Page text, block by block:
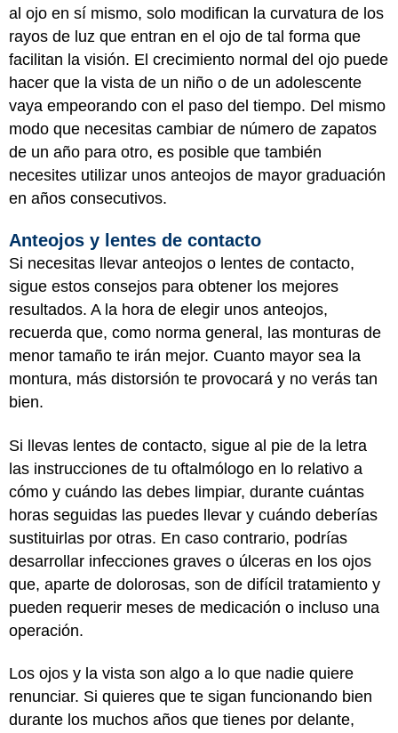
al ojo en sí mismo, solo modifican la curvatura de los
rayos de luz que entran en el ojo de tal forma que
facilitan la visión. El crecimiento normal del ojo puede
hacer que la vista de un niño o de un adolescente
vaya empeorando con el paso del tiempo. Del mismo
modo que necesitas cambiar de número de zapatos
de un año para otro, es posible que también
necesites utilizar unos anteojos de mayor graduación
en años consecutivos.
Anteojos y lentes de contacto
Si necesitas llevar anteojos o lentes de contacto,
sigue estos consejos para obtener los mejores
resultados. A la hora de elegir unos anteojos,
recuerda que, como norma general, las monturas de
menor tamaño te irán mejor. Cuanto mayor sea la
montura, más distorsión te provocará y no verás tan
bien.
Si llevas lentes de contacto, sigue al pie de la letra
las instrucciones de tu oftalmólogo en lo relativo a
cómo y cuándo las debes limpiar, durante cuántas
horas seguidas las puedes llevar y cuándo deberías
sustituirlas por otras. En caso contrario, podrías
desarrollar infecciones graves o úlceras en los ojos
que, aparte de dolorosas, son de difícil tratamiento y
pueden requerir meses de medicación o incluso una
operación.
Los ojos y la vista son algo a lo que nadie quiere
renunciar. Si quieres que te sigan funcionando bien
durante los muchos años que tienes por delante,